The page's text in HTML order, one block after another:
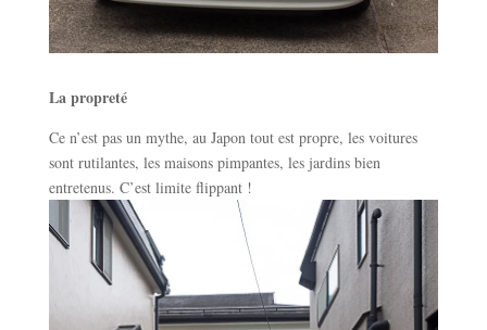
La propreté
Ce n’est pas un mythe, au Japon tout est propre, les voitures
sont rutilantes, les maisons pimpantes, les jardins bien
entretenus. C’est limite flippant !